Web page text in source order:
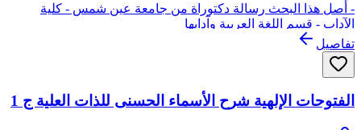
- أصل هذا البحث رسالة دكتوراة من جامعة عين شمس - كلية
الآداب - قسم اللغة العربية وآدابها
تفاصيل
الفتوحات الإلهية شرح الأسماء الحسنى للذات العلية ج 1